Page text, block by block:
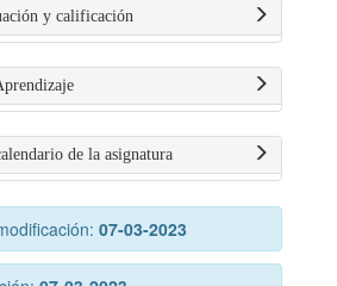
y calificación
de la asignatura
07-03-2023